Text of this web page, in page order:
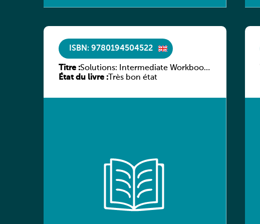
ISBN: 9780194504522
Titre :Solutions: Intermediate Workbook
(3rd Edition)
État du livre : Très bon état